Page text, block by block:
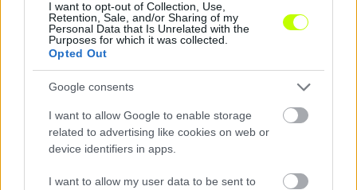
I want to opt-out of Collection, Use,
Retention, Sale, and/or Sharing of my
Personal Data that Is Unrelated with the
Purposes for which it was collected.
Opted Out
Google consents
I want to allow Google to enable storage
related to advertising like cookies on web or
device identifiers in apps.
I want to allow my user data to be sent to
NB III-as budapesti csapattól igazolt az NB I-be törő
Kecskemét
Pálvölgyi Patrik próbajátékról került a kecskeméti keretbe.